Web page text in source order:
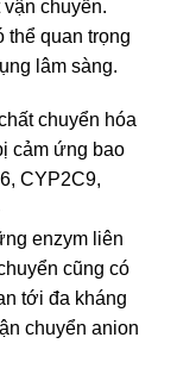
chuyển.
thể quan trọng
lâm sàng.
chuyển hóa
cảm ứng bao
CYP2C9,
enzym liên
cũng có
tới đa kháng
chuyển anion